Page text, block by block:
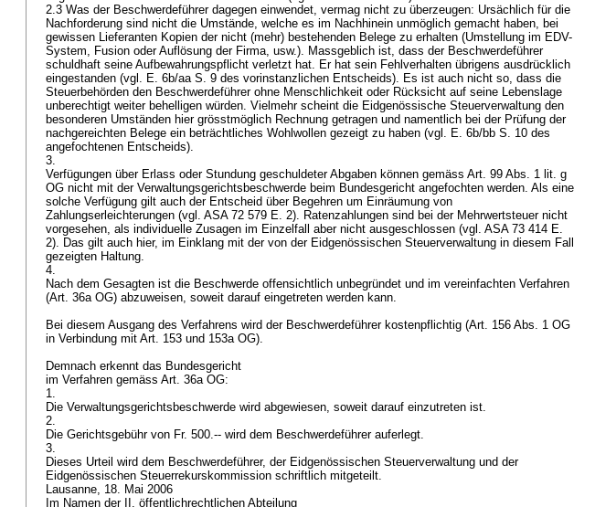
2.3 Was der Beschwerdeführer dagegen einwendet, vermag nicht zu überzeugen: Ursächlich für die
Nachforderung sind nicht die Umstände, welche es im Nachhinein unmöglich gemacht haben, bei
gewissen Lieferanten Kopien der nicht (mehr) bestehenden Belege zu erhalten (Umstellung im EDV-
System, Fusion oder Auflösung der Firma, usw.). Massgeblich ist, dass der Beschwerdeführer
schuldhaft seine Aufbewahrungspflicht verletzt hat. Er hat sein Fehlverhalten übrigens ausdrücklich
eingestanden (vgl. E. 6b/aa S. 9 des vorinstanzlichen Entscheids). Es ist auch nicht so, dass die
Steuerbehörden den Beschwerdeführer ohne Menschlichkeit oder Rücksicht auf seine Lebenslage
unberechtigt weiter behelligen würden. Vielmehr scheint die Eidgenössische Steuerverwaltung den
besonderen Umständen hier grösstmöglich Rechnung getragen und namentlich bei der Prüfung der
nachgereichten Belege ein beträchtliches Wohlwollen gezeigt zu haben (vgl. E. 6b/bb S. 10 des
angefochtenen Entscheids).
3.
Verfügungen über Erlass oder Stundung geschuldeter Abgaben können gemäss Art. 99 Abs. 1 lit. g
OG nicht mit der Verwaltungsgerichtsbeschwerde beim Bundesgericht angefochten werden. Als eine
solche Verfügung gilt auch der Entscheid über Begehren um Einräumung von
Zahlungserleichterungen (vgl. ASA 72 579 E. 2). Ratenzahlungen sind bei der Mehrwertsteuer nicht
vorgesehen, als individuelle Zusagen im Einzelfall aber nicht ausgeschlossen (vgl. ASA 73 414 E.
2). Das gilt auch hier, im Einklang mit der von der Eidgenössischen Steuerverwaltung in diesem Fall
gezeigten Haltung.
4.
Nach dem Gesagten ist die Beschwerde offensichtlich unbegründet und im vereinfachten Verfahren
(Art. 36a OG) abzuweisen, soweit darauf eingetreten werden kann.
Bei diesem Ausgang des Verfahrens wird der Beschwerdeführer kostenpflichtig (Art. 156 Abs. 1 OG
in Verbindung mit Art. 153 und 153a OG).
Demnach erkennt das Bundesgericht
im Verfahren gemäss Art. 36a OG:
1.
Die Verwaltungsgerichtsbeschwerde wird abgewiesen, soweit darauf einzutreten ist.
2.
Die Gerichtsgebühr von Fr. 500.-- wird dem Beschwerdeführer auferlegt.
3.
Dieses Urteil wird dem Beschwerdeführer, der Eidgenössischen Steuerverwaltung und der
Eidgenössischen Steuerrekurskommission schriftlich mitgeteilt.
Lausanne, 18. Mai 2006
Im Namen der II. öffentlichrechtlichen Abteilung